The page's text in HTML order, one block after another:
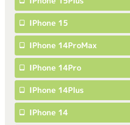
IPhone 15
IPhone 14ProMax
IPhone 14Pro
IPhone 14Plus
IPhone 14